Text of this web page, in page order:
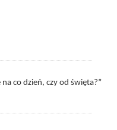
co dzień, czy od święta?”